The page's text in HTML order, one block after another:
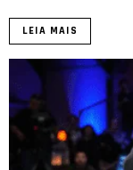
LEIA MAIS